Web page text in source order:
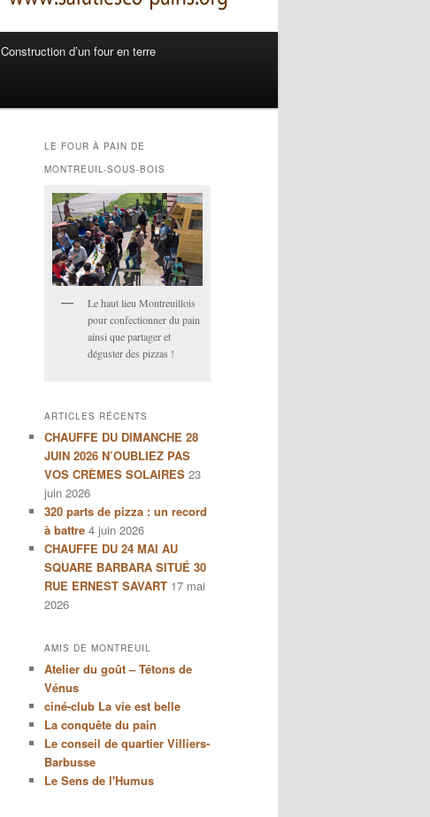
Construction d’un four en terre
LE FOUR À PAIN DE
MONTREUIL-SOUS-BOIS
Le haut lieu Montreuillois
pour confectionner du pain
ainsi que partager et
déguster des pizzas !
ARTICLES RÉCENTS
CHAUFFE DU DIMANCHE 28
JUIN 2026 N’OUBLIEZ PAS
VOS CRÈMES SOLAIRES 23
juin 2026
320 parts de pizza : un record
à battre 4 juin 2026
CHAUFFE DU 24 MAI AU
SQUARE BARBARA SITUÉ 30
RUE ERNEST SAVART 17 mai
2026
AMIS DE MONTREUIL
Atelier du goût – Tétons de
Vénus
ciné-club La vie est belle
La conquête du pain
Le conseil de quartier Villiers-
Barbusse
Le Sens de l'Humus